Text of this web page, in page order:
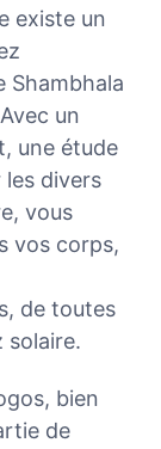
existe un
Shambhala
un
une étude
divers
vous
vos corps,
de toutes
solaire.
bien
de